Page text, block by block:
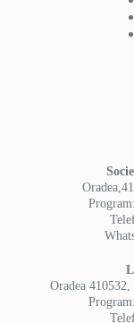
Oradea